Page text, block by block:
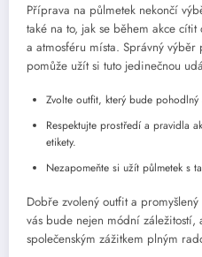
Příprava na půlmetek nekončí
také na to, jak se během akce
a atmosféru místa. Správný
pomůže užít si tuto jedinečnou
Zvolte outfit, který bude
Respektujte prostředí a pravidla
etikety.
Nezapomeňte si užít půlmetek s
Dobře zvolený outfit a
vás bude nejen módní záležitostí,
společenským zážitkem plným